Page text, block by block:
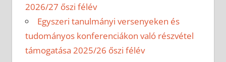
2026/27 őszi félév
Egyszeri tanulmányi versenyeken és
tudományos konferenciákon való részvétel
támogatása 2025/26 őszi félév